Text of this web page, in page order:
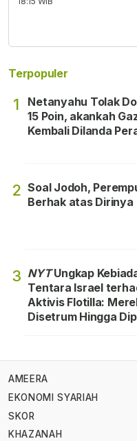
Terpopuler
1
Netanyahu Tolak
15 Poin, akankah
Kembali Dilanda
2 Soal Jodoh,
Berhak atas Dirinya
3 NYTUngkap
Tentara Israel
Aktivis Flotilla:
Disetrum Hingga
AMEERA
EKONOMI SYARIAH
SKOR
KHAZANAH